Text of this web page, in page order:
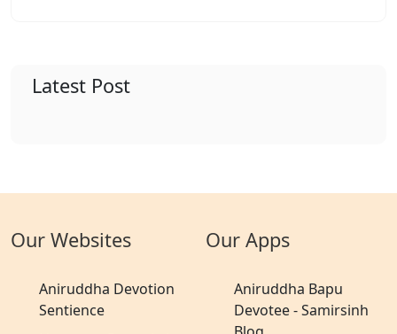
Latest Post
Our Websites
Aniruddha Devotion
Sentience
Our Apps
Aniruddha Bapu
Devotee - Samirsinh